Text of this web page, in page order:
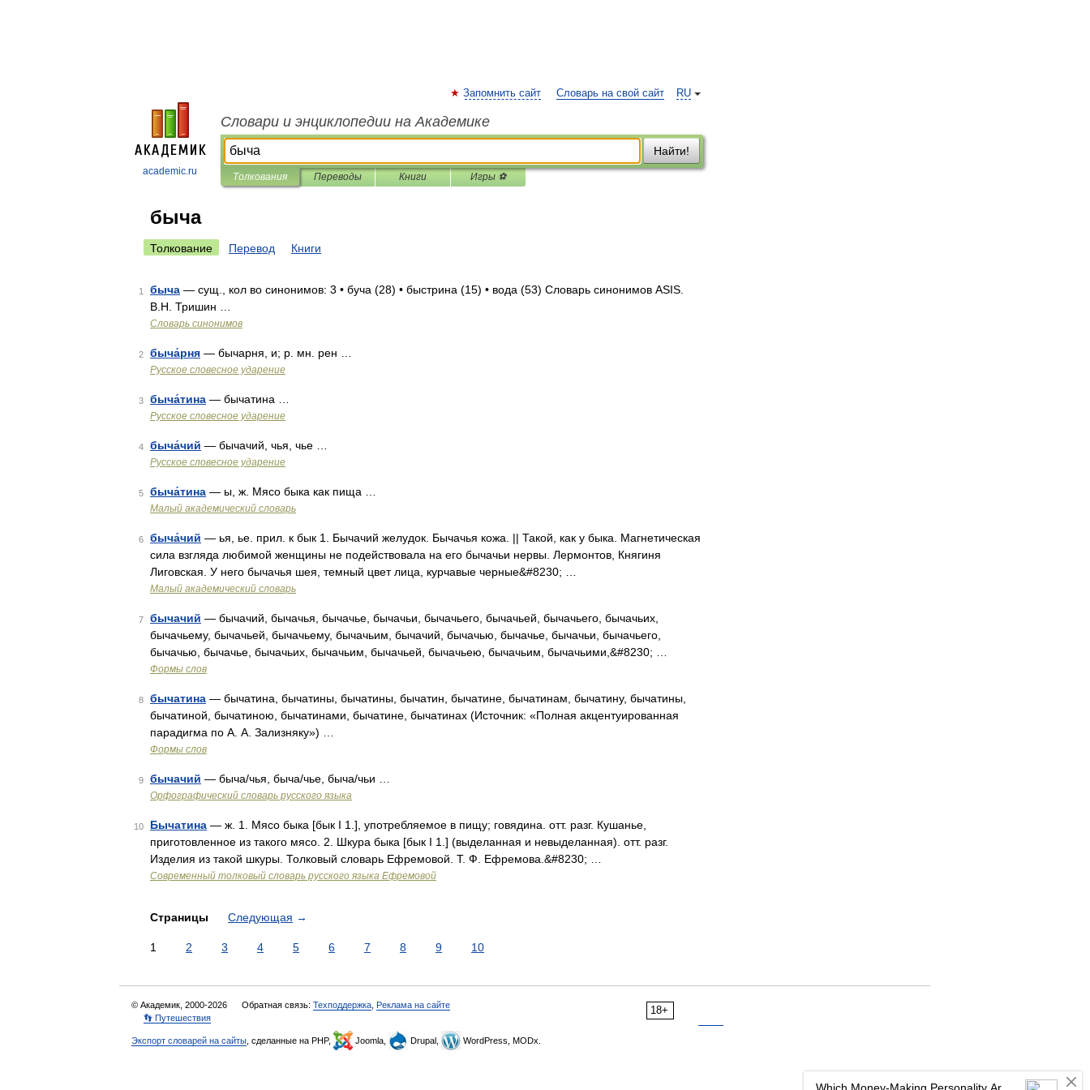
academic.ru
RU
Запомнить сайт Словарь на свой сайт
Словари и энциклопедии на Академике
Найти!
Толкования Переводы Книги Игры ⚽
быча
Толкование Перевод Книги
1 быча — сущ., кол во синонимов: 3 • буча (28) • быстрина (15) • вода (53) Словарь синонимов ASIS.
В.Н. Тришин …
Словарь синонимов
2 быча́рня — бычарня, и; р. мн. рен …
Русское словесное ударение
3 быча́тина — бычатина …
Русское словесное ударение
4 быча́чий — бычачий, чья, чье …
Русское словесное ударение
5 быча́тина — ы, ж. Мясо быка как пища …
Малый академический словарь
6 быча́чий — ья, ье. прил. к бык 1. Бычачий желудок. Бычачья кожа. || Такой, как у быка. Магнетическая
сила взгляда любимой женщины не подействовала на его бычачьи нервы. Лермонтов, Княгиня
Лиговская. У него бычачья шея, темный цвет лица, курчавые черные&#8230; …
Малый академический словарь
7 бычачий — бычачий, бычачья, бычачье, бычачьи, бычачьего, бычачьей, бычачьего, бычачьих,
бычачьему, бычачьей, бычачьему, бычачьим, бычачий, бычачью, бычачье, бычачьи, бычачьего,
бычачью, бычачье, бычачьих, бычачьим, бычачьей, бычачьею, бычачьим, бычачьими,&#8230; …
Формы слов
8 бычатина — бычатина, бычатины, бычатины, бычатин, бычатине, бычатинам, бычатину, бычатины,
бычатиной, бычатиною, бычатинами, бычатине, бычатинах (Источник: «Полная акцентуированная
парадигма по А. А. Зализняку») …
Формы слов
9 бычачий — быча/чья, быча/чье, быча/чьи …
Орфографический словарь русского языка
10 Бычатина — ж. 1. Мясо быка [бык I 1.], употребляемое в пищу; говядина. отт. разг. Кушанье,
приготовленное из такого мясо. 2. Шкура быка [бык I 1.] (выделанная и невыделанная). отт. разг.
Изделия из такой шкуры. Толковый словарь Ефремовой. Т. Ф. Ефремова.&#8230; …
Современный толковый словарь русского языка Ефремовой
Страницы Следующая →
1 2 3 4 5 6 7 8 9 10
18+
© Академик, 2000-2026 Обратная связь: Техподдержка Реклама на сайте
👣 Путешествия
Экспорт словарей на сайты , сделанные на PHP, Joomla, Drupal, WordPress, MODx.